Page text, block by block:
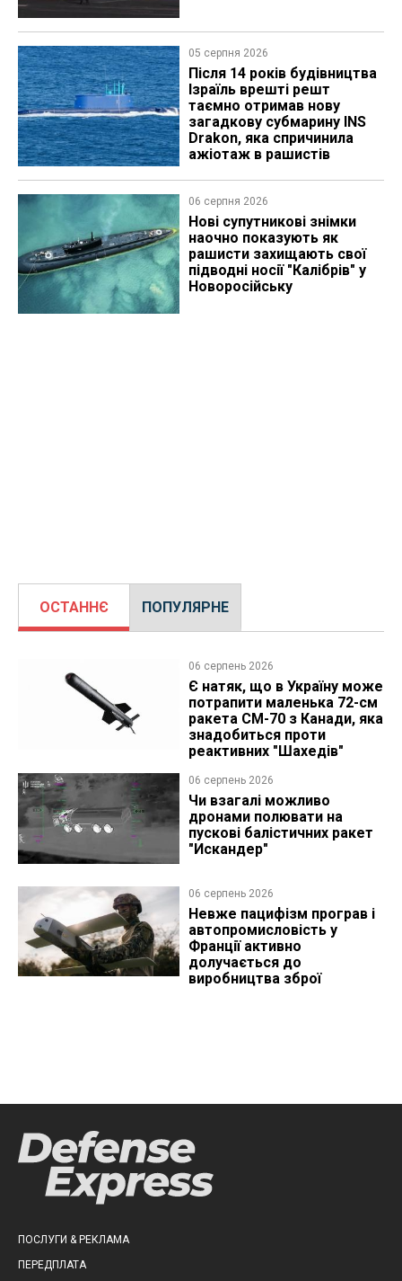
05 серпня 2026
Після 14 років будівництва
Ізраїль врешті решт
таємно отримав нову
загадкову субмарину INS
Drakon, яка спричинила
ажіотаж в рашистів
06 серпня 2026
Нові супутникові знімки
наочно показують як
рашисти захищають свої
підводні носії "Калібрів" у
Новоросійську
ОСТАННЄ ПОПУЛЯРНЕ
06 серпень 2026
Є натяк, що в Україну може
потрапити маленька 72-см
ракета CM-70 з Канади, яка
знадобиться проти
реактивних "Шахедів"
06 серпень 2026
Чи взагалі можливо
дронами полювати на
пускові балістичних ракет
"Искандер"
06 серпень 2026
Невже пацифізм програв і
автопромисловість у
Франції активно
долучається до
виробництва зброї
ПОСЛУГИ & РЕКЛАМА
ПЕРЕДПЛАТА